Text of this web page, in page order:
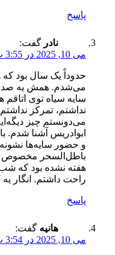
پاسخ
نادر گفت:
می 10, 2025 در 3:55 ب.ظ
حدوداً یک سال بود
می‌شدم. همش یه
سایه سیاه توی
نداشتم، تمرکز
می‌دونستم چیز
ابوادریس آشنا
و حضور سایه‌ها
باطل‌السحر مخصوص
هفته نشده بود که
راحت داشتم. انگار
پاسخ
هانیه گفت:
می 10, 2025 در 3:54 ب.ظ